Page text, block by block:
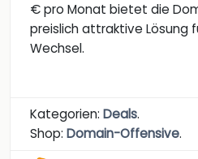
€ pro Monat bietet die
preislich attraktive Lösung
Wechsel.
Kategorien: Deals.
Shop: Domain-Offensive.